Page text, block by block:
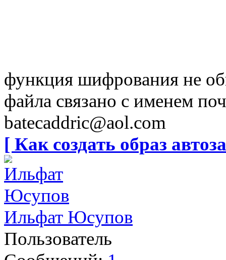
функция шифрования не
файла связано с именем
batecaddric@aol.com
[ Как создать образ
Ильфат Юсупов
Пользователь